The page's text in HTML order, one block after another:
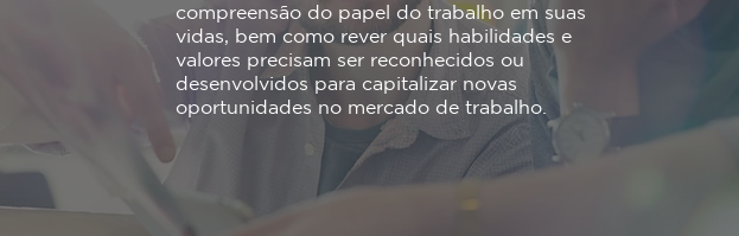
compreensão do papel do trabalho em suas
vidas, bem como rever quais habilidades e
valores precisam ser reconhecidos ou
desenvolvidos para capitalizar novas
oportunidades no mercado de trabalho.